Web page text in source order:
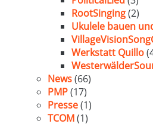
RootSinging(2)
Ukulele bauen
Werkstatt Quillo
News(66)
PMP(17)
Presse(1)
TCOM(1)